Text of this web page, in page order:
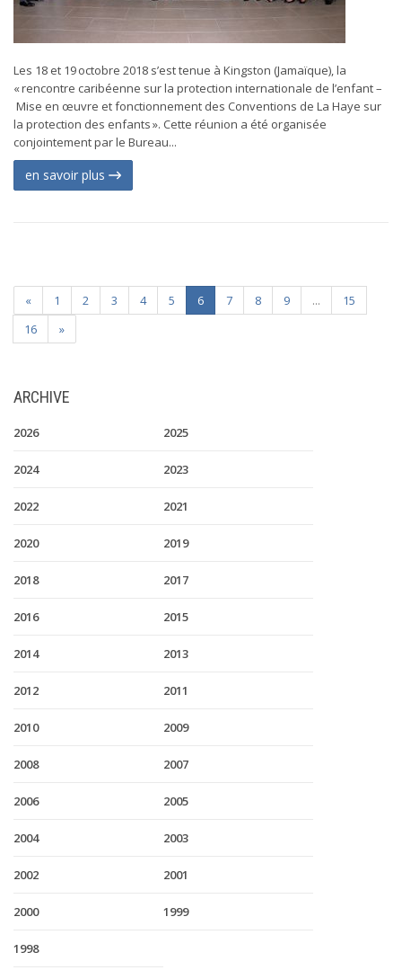
Les 18 et 19 octobre 2018 s’est tenue à Kingston (Jamaïque), la
« rencontre caribéenne sur la protection internationale de l’enfant –
Mise en œuvre et fonctionnement des Conventions de La Haye sur
la protection des enfants ». Cette réunion a été organisée
conjointement par le Bureau...
en savoir plus
« 1 2 3 4 5 6 7 8 9 ...
15
16
»
ARCHIVE
2026 2025
2024 2023
2022 2021
2020 2019
2018 2017
2016 2015
2014 2013
2012 2011
2010 2009
2008 2007
2006 2005
2004 2003
2002 2001
2000 1999
1998